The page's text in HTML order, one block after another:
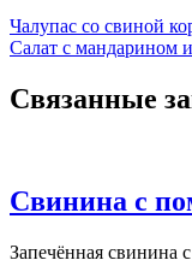
Чалупас со свиной
Салат с мандарином
Связанные
Свинина с
Запечённая свинина